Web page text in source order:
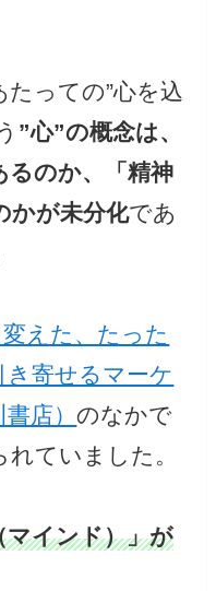
たっての”心を込
”心”の概念は、
るのか、「精神
かが未分化であ
えた、たった
き寄せるマーケ
書店）のなかで
ていました。
マインド）」が